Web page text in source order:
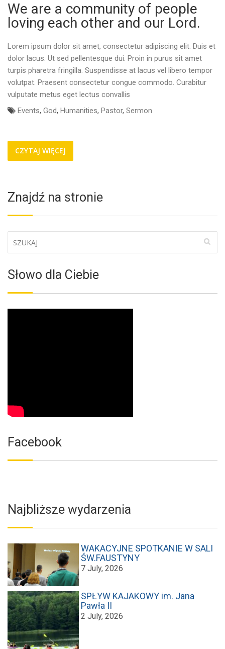
We are a community of people
loving each other and our Lord.
Lorem ipsum dolor sit amet, consectetur adipiscing elit. Duis et
dolor lacus. Ut sed pellentesque dui. Proin in purus sit amet
turpis pharetra fringilla. Suspendisse at lacus vel libero tempor
volutpat. Praesent consectetur congue commodo. Curabitur
vulputate metus eget lectus convallis
Events, God, Humanities, Pastor, Sermon
CZYTAJ WIĘCEJ
Znajdź na stronie
Słowo dla Ciebie
Facebook
Najbliższe wydarzenia
WAKACYJNE SPOTKANIE W SALI
ŚW.FAUSTYNY
7 July, 2026
SPŁYW KAJAKOWY im. Jana
Pawła II
2 July, 2026